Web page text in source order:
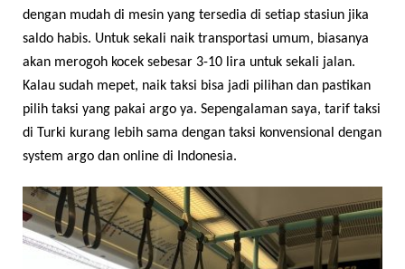
dengan mudah di mesin yang tersedia di setiap stasiun jika
saldo habis. Untuk sekali naik transportasi umum, biasanya
akan merogoh kocek sebesar 3-10 lira untuk sekali jalan.
Kalau sudah mepet, naik taksi bisa jadi pilihan dan pastikan
pilih taksi yang pakai argo ya. Sepengalaman saya, tarif taksi
di Turki kurang lebih sama dengan taksi konvensional dengan
system argo dan online di Indonesia.